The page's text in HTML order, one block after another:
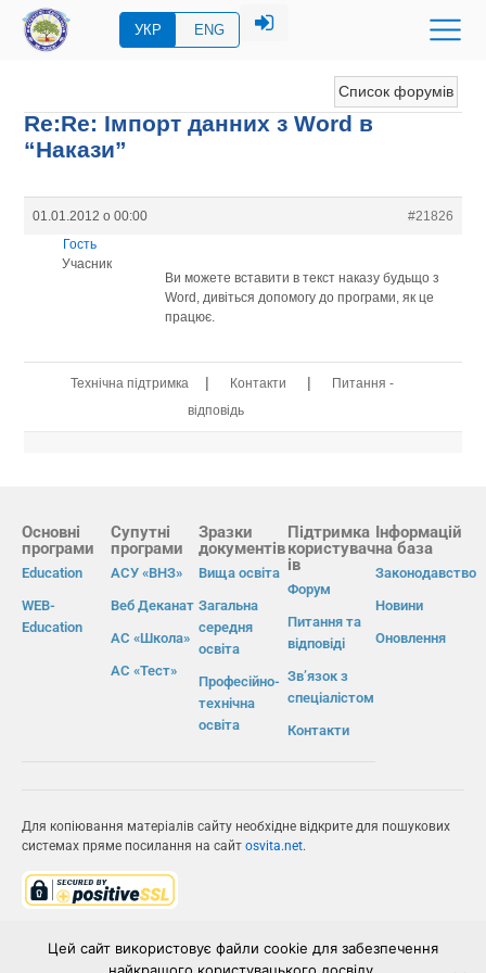
УКР ENG
Список форумів
Re:Re: Імпорт данних з Word в
“Накази”
01.01.2012 о 00:00
#21826
Гость
Учасник
Ви можете вставити в текст наказу будьщо з
Word, дивіться допомогу до програми, як це
працює.
Технічна підтримка | Контакти |
Питання -
відповідь
Основні
програми
Education
WEB-
Education
Супутні
програми
АСУ «ВНЗ»
Веб Деканат
АС «Школа»
АС «Тест»
Зразки
документів
Вища освіта
Загальна
середня
освіта
Професійно-
технічна
освіта
Підтримка
користувач
ів
Форум
Питання та
відповіді
Зв’язок з
спеціалістом
Контакти
Інформацій
на база
Законодавство
Новини
Оновлення
Для копіювання матеріалів сайту необхідне відкрите для пошукових
системах пряме посилання на сайт osvita.net.
Цей сайт використовує файли cookie для забезпечення